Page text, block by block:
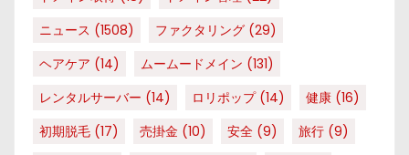
ニュース (1508) ファクタリング (29)
ヘアケア (14) ムームードメイン (131)
レンタルサーバー (14) ロリポップ(14) 健康 (16)
初期脱毛 (17) 売掛金 (10) 安全 (9) 旅行 (9)